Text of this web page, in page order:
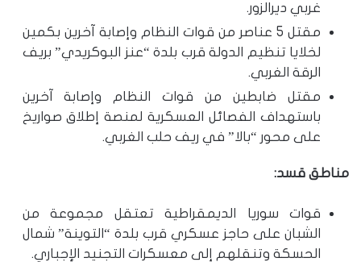
غربي ديرالزور.
مقتل 5 عناصر من قوات النظام وإصابة آخرين بكمين
لخلايا تنظيم الدولة قرب بلدة “عنز البوكريدي” بريف
الرقة الغربي.
مقتل ضابطين من قوات النظام وإصابة آخرين
باستهداف الفصائل العسكرية لمنصة إطلاق صواريخ
على محور “بالا” في ريف حلب الغربي.
مناطق قسد:
قوات سوريا الديمقراطية تعتقل مجموعة من
الشبان على حاجز عسكري قرب بلدة “التوينة” شمال
الحسكة وتنقلهم إلى معسكرات التجنيد الإجباري.